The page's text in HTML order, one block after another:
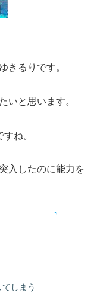
きるりです。
いと思います。
ね。
入したのに能力を
しまう